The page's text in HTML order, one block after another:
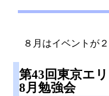
８月はイベントが
第43回東京エ
8月勉強会